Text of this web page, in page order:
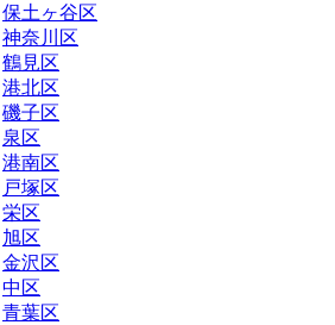
保土ヶ谷区
神奈川区
鶴見区
港北区
磯子区
泉区
港南区
戸塚区
栄区
旭区
金沢区
中区
青葉区